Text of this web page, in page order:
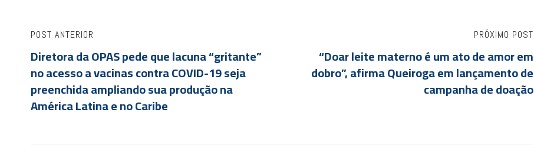
POST ANTERIOR
Diretora da OPAS pede que lacuna “gritante”
no acesso a vacinas contra COVID-19 seja
preenchida ampliando sua produção na
América Latina e no Caribe
PRÓXIMO POST
“Doar leite materno é um ato de amor em
dobro”, afirma Queiroga em lançamento de
campanha de doação